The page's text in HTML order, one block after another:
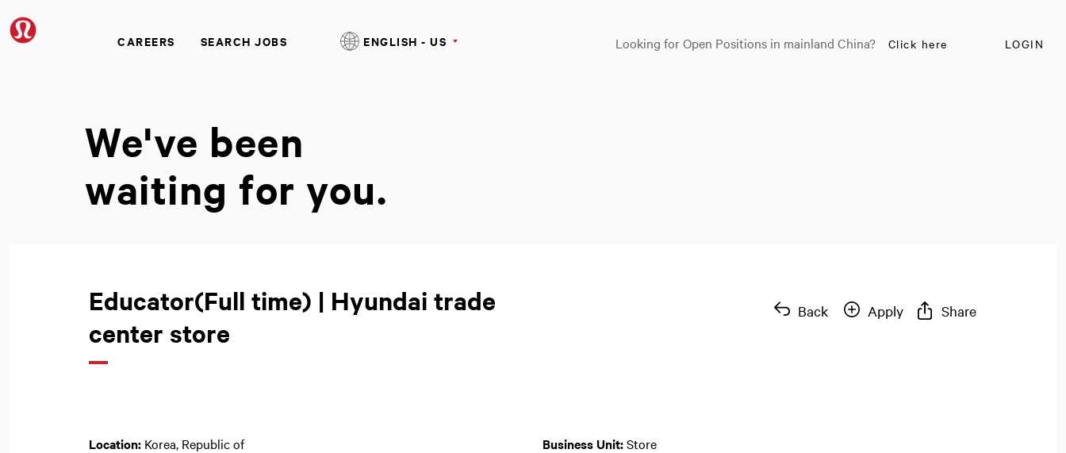
CAREERS SEARCH JOBS LOGIN
ENGLISH - US Looking for Open Positions in mainland China? Click here
We've been
waiting for you.
Educator(Full time) | Hyundai trade
center store
Back Apply Share
Location: Korea, Republic of Business Unit:Store